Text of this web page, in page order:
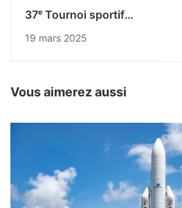
37ᵉ Tournoi sportif
de la Défense : une
de la cohésion
19 mars 2025
Vous aimerez aussi